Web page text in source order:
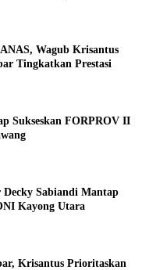
Wagub Krisantus
Tingkatkan Prestasi
Sukseskan FORPROV II
Sabiandi Mantap
Kayong Utara
Krisantus Prioritaskan